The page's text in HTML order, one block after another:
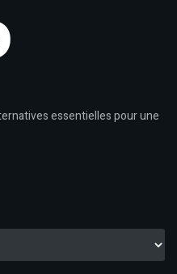
essentielles pour une